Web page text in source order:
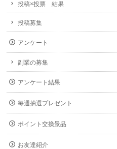
投稿×投票 結果
投稿募集
アンケート
副業の募集
アンケート結果
毎週抽選プレゼント
ポイント交換景品
お友達紹介